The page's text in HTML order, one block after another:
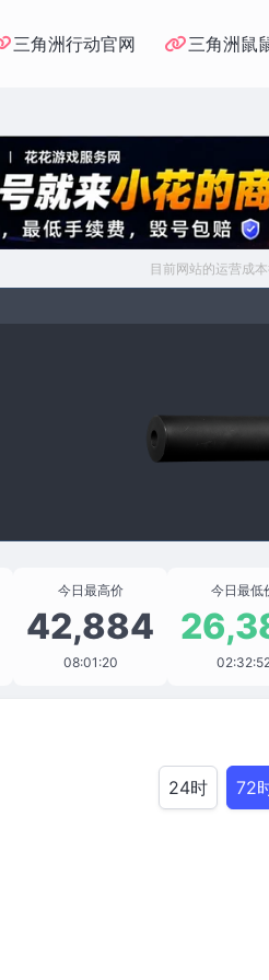
三角洲行动官网 三角洲鼠
目前网站的运营成
今日最高价
42,884
08:01:20
今日最低
24时 72